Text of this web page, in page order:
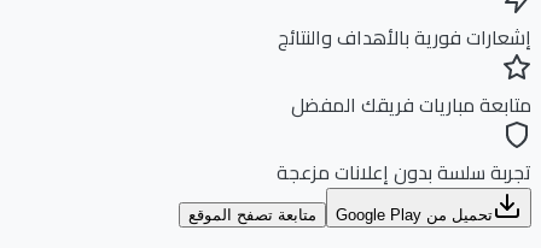
فورية بالأهداف والنتائج
مباريات فريقك المفضل
سلسة بدون إعلانات مزعجة
تحميل من Google Play متابعة تصفح الموقع